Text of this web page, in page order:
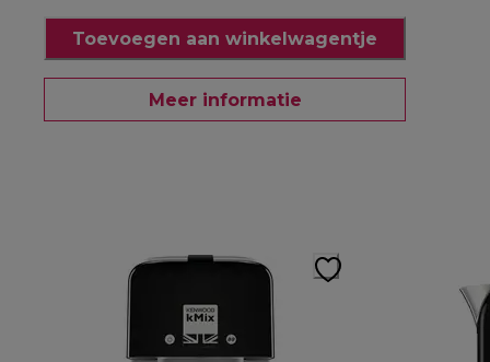
Toevoegen aan winkelwagentje
Meer informatie